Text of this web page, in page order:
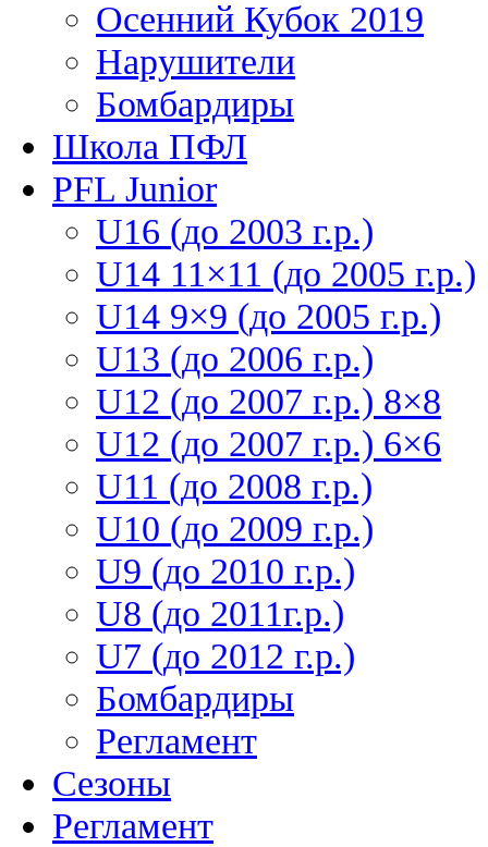
Осенний Кубок 2019
Нарушители
Бомбардиры
Школа ПФЛ
PFL Junior
U16 (до 2003 г.р.)
U14 11×11 (до 2005 г.р.)
U14 9×9 (до 2005 г.р.)
U13 (до 2006 г.р.)
U12 (до 2007 г.р.) 8×8
U12 (до 2007 г.р.) 6×6
U11 (до 2008 г.р.)
U10 (до 2009 г.р.)
U9 (до 2010 г.р.)
U8 (до 2011г.р.)
U7 (до 2012 г.р.)
Бомбардиры
Регламент
Сезоны
Регламент